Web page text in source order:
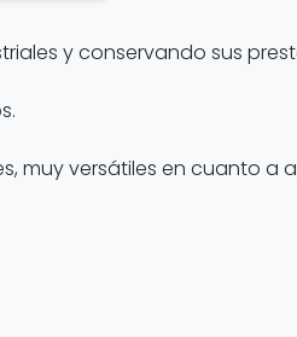
y conservando sus
muy versátiles en cuanto a